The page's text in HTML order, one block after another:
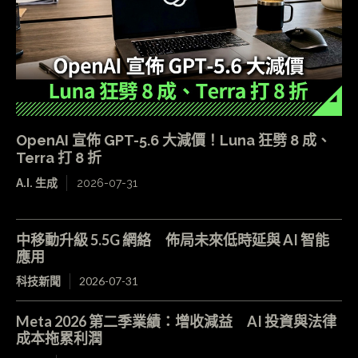
OpenAI 宣佈 GPT-5.6 大減價！Luna 狂劈 8 成、
Terra 打 8 折
A.I. 生成 2026-07-31
中移動升級 5.5G 網絡 佈局未來低時延與 AI 智能
應用
科技新聞 2026-07-31
Meta 2026 第二季業績：增收減益 AI 投資與法律
成本拖累利潤